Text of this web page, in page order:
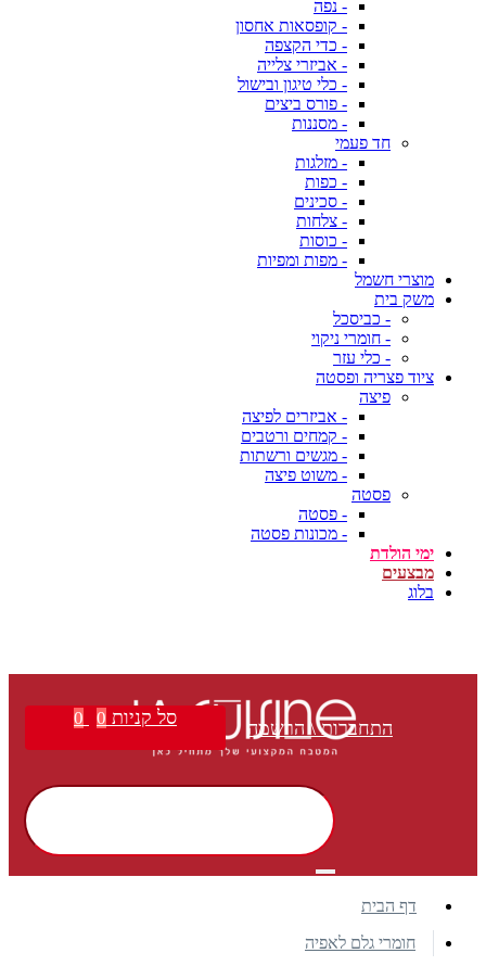
- נפה
- קופסאות אחסון
- כדי הקצפה
- אביזרי צלייה
- כלי טיגון ובישול
- פורס ביצים
- מסננות
חד פעמי
- מזלגות
- כפות
- סכינים
- צלחות
- כוסות
- מפות ומפיות
מוצרי חשמל
משק בית
- כביסכל
- חומרי ניקוי
- כלי עזר
ציוד פצריה ופסטה
פיצה
- אביזרים לפיצה
- קמחים ורטבים
- מגשים ורשתות
- משוט פיצה
פסטה
- פסטה
- מכונות פסטה
ימי הולדת
מבצעים
בלוג
התחברות \ הרשמה סל קניות 0
0
דף הבית
חומרי גלם לאפיה